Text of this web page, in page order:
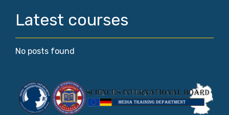
Latest courses
No posts found